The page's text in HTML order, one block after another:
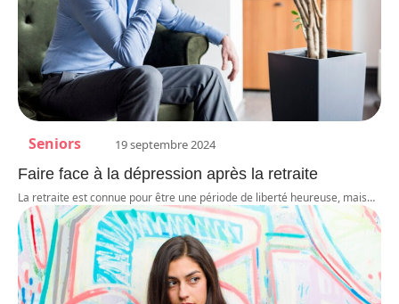
Seniors 19 septembre 2024
Faire face à la dépression après la retraite
La retraite est connue pour être une période de liberté heureuse, mais…